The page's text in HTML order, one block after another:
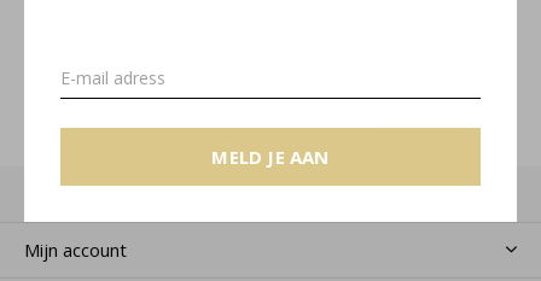
MELD JE AAN
MELD JE AAN
Klantenservice
Mijn account